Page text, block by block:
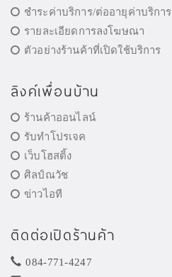
ชำระค่าบริการ/ต่ออายุค่าบริการ
รายละเอียดการลงโฆษณา
ตัวอย่างร้านค้าที่เปิดใช้บริการ
ลิงค์เพื่อนบ้าน
ร้านค้าออนไลน์
รับทำโปรเจค
เว็บโฮสติ้ง
ศิลป์ณวัช
ข่าวไอที
ติดต่อเปิดร้านค้า
084-771-4247